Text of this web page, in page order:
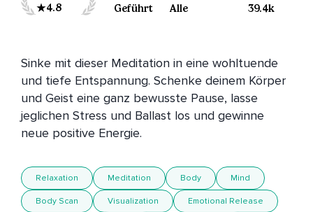
4.8
Geführt
Alle
39.4k
Sinke mit dieser Meditation in eine wohltuende
und tiefe Entspannung. Schenke deinem Körper
und Geist eine ganz bewusste Pause, lasse
jeglichen Stress und Ballast los und gewinne
neue positive Energie.
Relaxation Meditation Body Mind
Body Scan Visualization Emotional Release